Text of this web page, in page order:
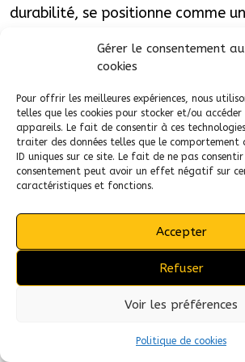
Gérer le consentement
cookies
Pour offrir les meilleures expériences, nous
telles que les cookies pour stocker et/ou
appareils. Le fait de consentir à ces
traiter des données telles que le comportement
ID uniques sur ce site. Le fait de ne pas
consentement peut avoir un effet négatif sur
caractéristiques et fonctions.
Accepter
Refuser
Voir les préférences
Politique de cookies
durabilité, se positionne comme
toute société en quête de R&D
approche personnalisée et
de nous un choix privilégié pour
projets et ingénieurs à la
fiables et compétents dans le
solutions techniques innovantes.
apic design
clients dans toute